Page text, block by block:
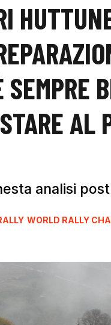
SEMPRE
AL
analisi
WORLD RALLY